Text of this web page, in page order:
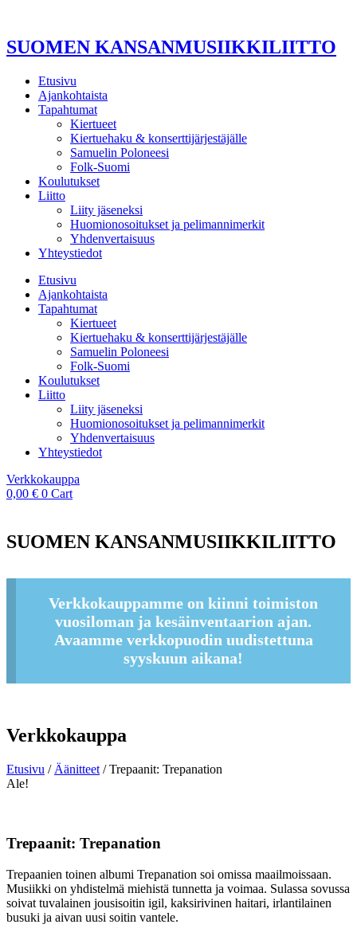
SUOMEN KANSANMUSIIKKILIITTO
Etusivu
Ajankohtaista
Tapahtumat
Kiertueet
Kiertuehaku & konserttijärjestäjälle
Samuelin Poloneesi
Folk-Suomi
Koulutukset
Liitto
Liity jäseneksi
Huomionosoitukset ja pelimannimerkit
Yhdenvertaisuus
Yhteystiedot
Etusivu
Ajankohtaista
Tapahtumat
Kiertueet
Kiertuehaku & konserttijärjestäjälle
Samuelin Poloneesi
Folk-Suomi
Koulutukset
Liitto
Liity jäseneksi
Huomionosoitukset ja pelimannimerkit
Yhdenvertaisuus
Yhteystiedot
Verkkokauppa
0,00 € 0 Cart
SUOMEN KANSANMUSIIKKILIITTO
Verkkokauppamme on kiinni toimiston
vuosiloman ja kesäinventaarion ajan.
Avaamme verkkopuodin uudistettuna
syyskuun aikana!
Verkkokauppa
Etusivu / Äänitteet / Trepaanit: Trepanation
Ale!
Trepaanit: Trepanation
Trepaanien toinen albumi Trepanation soi omissa maailmoissaan.
Musiikki on yhdistelmä miehistä tunnetta ja voimaa. Sulassa sovussa
soivat tuvalainen jousisoitin igil, kaksirivinen haitari, irlantilainen
busuki ja aivan uusi soitin vantele.